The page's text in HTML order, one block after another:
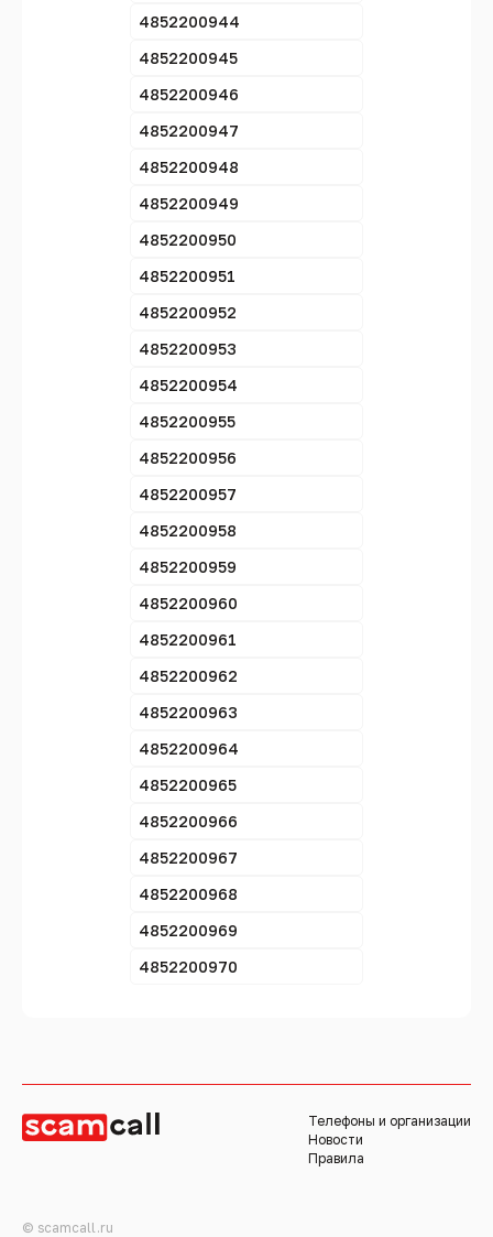
4852200944
4852200945
4852200946
4852200947
4852200948
4852200949
4852200950
4852200951
4852200952
4852200953
4852200954
4852200955
4852200956
4852200957
4852200958
4852200959
4852200960
4852200961
4852200962
4852200963
4852200964
4852200965
4852200966
4852200967
4852200968
4852200969
4852200970
Телефоны и организации
Новости
Правила
© scamcall.ru